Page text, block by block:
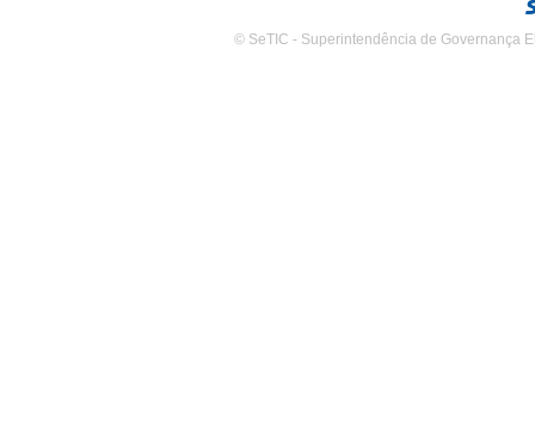
© SeTIC - Superintendência de Governança